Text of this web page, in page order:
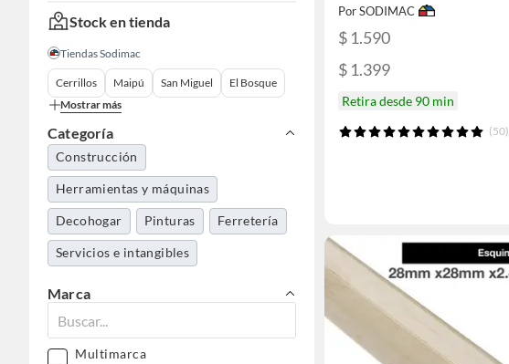
Stock en tienda
Tiendas Sodimac
Cerrillos Maipú San Miguel
El Bosque
Mostrar más
Categoría
Construcción
Herramientas y máquinas
Decohogar Pinturas Ferretería
Servicios e intangibles
Marca
Multimarca
Por SODIMAC
$ 1.590
$ 1.399
Retira desde 90 min
(50)